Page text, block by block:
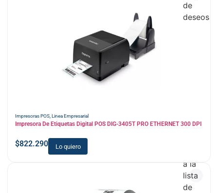
Impresoras POS, Linea Empresarial
Impresora De Etiquetas Digital POS DIG-3405T PRO ETHERNET 300 DPI
$822.290 Lo quiero
de
deseos
a la
lista
de